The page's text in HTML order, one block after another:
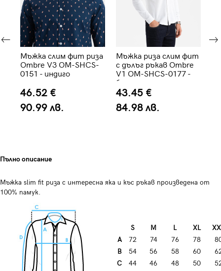
Мъжка слим фит риза
Ombre V3 OM-SHCS-
0151 - индиго
46.52 €
90.99 лв.
Мъжка риза слим фит
с дълъг ръкав Ombre
V1 OM-SHCS-0177 -
бяла
43.45 €
84.98 лв.
Пълно описание
Мъжка slim fit риза с интересна яка и къс ръкав произведена от
100% памук.
S M L XL
A
72 74 76 78
B
54 56 58 60
C
44 46 48 50